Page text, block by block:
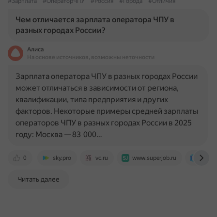
Чем отличается зарплата оператора ЧПУ в
разных городах России?
Алиса
На основе источников, возможны неточности
0 sky.pro vc.ru www.superjob.ru
Зарплата оператора ЧПУ в разных городах России
может отличаться в зависимости от региона,
квалификации, типа предприятия и других
факторов. Некоторые примеры средней зарплаты
операторов ЧПУ в разных городах России в 2025
году: Москва — 83 000…
Читать далее